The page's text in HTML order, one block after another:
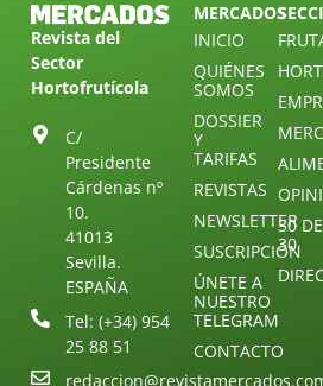
Revista del
Sector
Hortofrutícola
C/
Presidente
Cárdenas nº
10.
41013
Sevilla.
ESPAÑA
Tel: (+34) 954
25 88 51
MERCADOS
INICIO
QUIÉNES
SOMOS
DOSSIER
Y
TARIFAS
REVISTAS
NEWSLETTER
SUSCRIPCIÓN
ÚNETE A
NUESTRO
TELEGRAM
CONTACTO
30 DE
30